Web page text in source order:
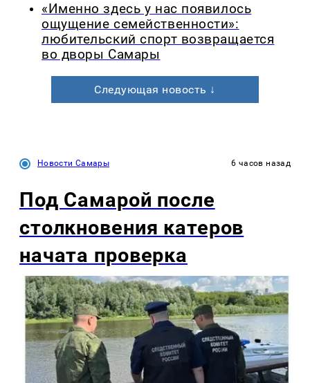
«Именно здесь у нас появилось
ощущение семейственности»:
любительский спорт возвращается
во дворы Самары
Следующая новость ↓
Новости Самары 6 часов назад
Под Самарой после
столкновения катеров
начата проверка